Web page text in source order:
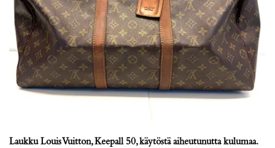
Laukku Louis Vuitton, Keepall 50, käytöstä aiheutunutta kulumaa.